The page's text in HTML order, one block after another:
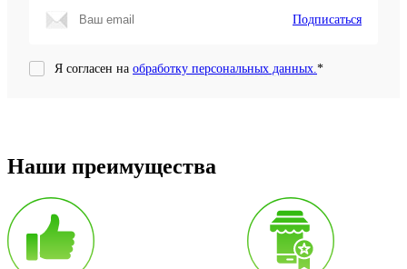
Подписаться
Я согласен на обработку персональных данных. *
Наши преимущества